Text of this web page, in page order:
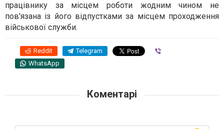
працівнику за місцем роботи жодним чином не
пов'язана із його відпустками за місцем проходження
військової служби.
Reddit Telegram
WhatsApp
Коментарі